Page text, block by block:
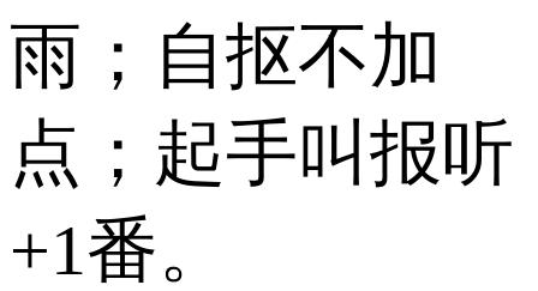
雨；自抠不加
点；起手叫报听
+1番。